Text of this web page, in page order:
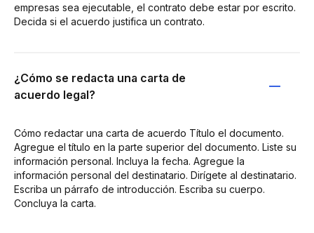
empresas sea ejecutable, el contrato debe estar por escrito.
Decida si el acuerdo justifica un contrato.
¿Cómo se redacta una carta de
acuerdo legal?
Cómo redactar una carta de acuerdo Título el documento.
Agregue el título en la parte superior del documento. Liste su
información personal. Incluya la fecha. Agregue la
información personal del destinatario. Dirígete al destinatario.
Escriba un párrafo de introducción. Escriba su cuerpo.
Concluya la carta.